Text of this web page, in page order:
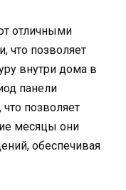
отличными
что позволяет
внутри дома в
панели
позволяет
месяцы они
обеспечивая